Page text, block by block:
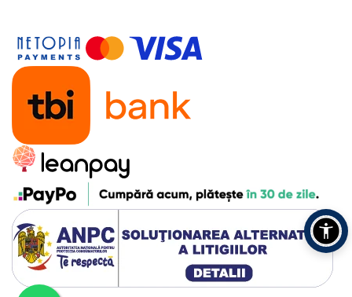
Uscătoare Haine
Lăzi Frigorifice
Coșuri de gunoi
INGRIJIRE PERSONALA
Uscătoare de Păr
Plăci de Îndreptat Părul
SPA
CASA, GRADINA SI BRICOLAJ
Sigurante inteligente
Camere de supraveghere
Climatizare